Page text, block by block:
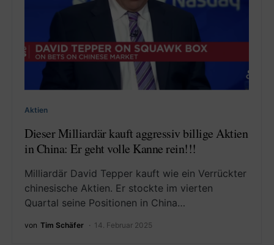
Aktien
Dieser Milliardär kauft aggressiv billige Aktien
in China: Er geht volle Kanne rein!!!
Milliardär David Tepper kauft wie ein Verrückter
chinesische Aktien. Er stockte im vierten
Quartal seine Positionen in China…
von Tim Schäfer 14. Februar 2025